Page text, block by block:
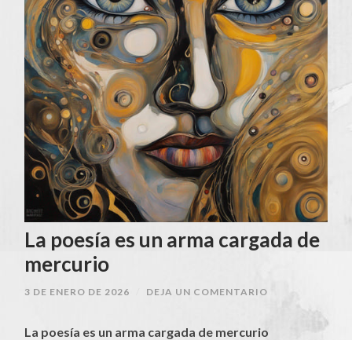
La poesía es un arma cargada de
mercurio
3 DE ENERO DE 2026 DEJA UN COMENTARIO
La poesía es un arma cargada de mercurio